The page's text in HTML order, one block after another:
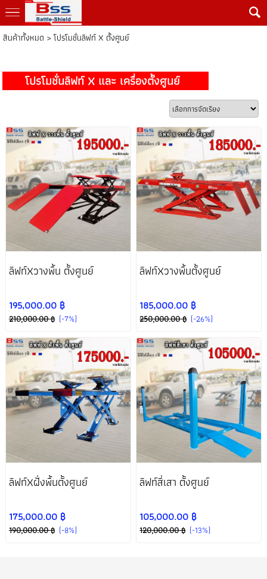
สินค้าทั้งหมด >โปรโมชั่นลิฟท์ X ตั้งศูนย์
โปรโมชั่นลิฟท์ X และ เครื่องตั้งศูนย์
ลิฟท์Xวางพื้น ตั้งศูนย์
195,000.00 ฿
210,000.00 ฿ (-7%)
ลิฟท์Xวางพื้นตั้งศูนย์
185,000.00 ฿
250,000.00 ฿ (-26%)
ลิฟท์Xฝั่งพื้นตั้งศูนย์
175,000.00 ฿
190,000.00 ฿ (-8%)
ลิฟท์สี่เสา ตั้งศูนย์
105,000.00 ฿
120,000.00 ฿ (-13%)